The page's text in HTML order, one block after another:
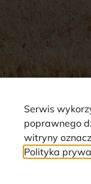
Polityka prywatności
Reklamacje i zwroty
Strona
Serwis
poprawnego
witryny
Polityka